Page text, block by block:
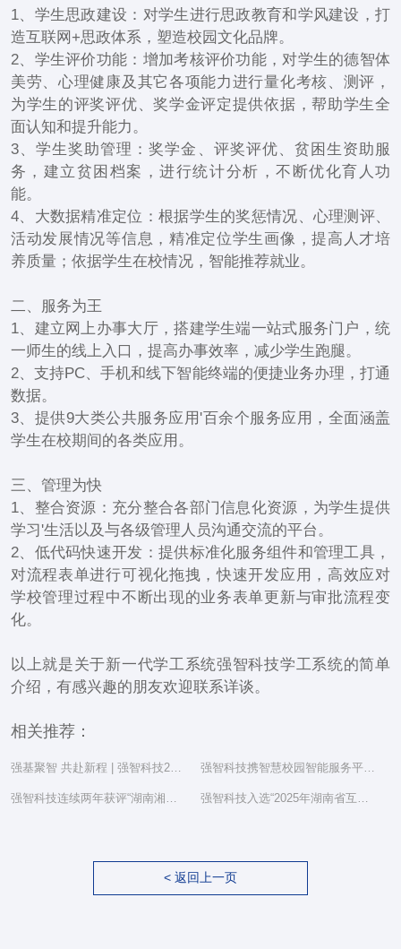
1、学生思政建设：对学生进行思政教育和学风建设，打
造互联网+思政体系，塑造校园文化品牌。
2、学生评价功能：增加考核评价功能，对学生的德智体
美劳、心理健康及其它各项能力进行量化考核、测评，
为学生的评奖评优、奖学金评定提供依据，帮助学生全
面认知和提升能力。
3、学生奖助管理：奖学金、评奖评优、贫困生资助服
务，建立贫困档案，进行统计分析，不断优化育人功
能。
4、大数据精准定位：根据学生的奖惩情况、心理测评、
活动发展情况等信息，精准定位学生画像，提高人才培
养质量；依据学生在校情况，智能推荐就业。
二、服务为王
1、建立网上办事大厅，搭建学生端一站式服务门户，统
一师生的线上入口，提高办事效率，减少学生跑腿。
2、支持PC、手机和线下智能终端的便捷业务办理，打通
数据。
3、提供9大类公共服务应用'百余个服务应用，全面涵盖
学生在校期间的各类应用。
三、管理为快
1、整合资源：充分整合各部门信息化资源，为学生提供
学习'生活以及与各级管理人员沟通交流的平台。
2、低代码快速开发：提供标准化服务组件和管理工具，
对流程表单进行可视化拖拽，快速开发应用，高效应对
学校管理过程中不断出现的业务表单更新与审批流程变
化。
以上就是关于新一代学工系统强智科技学工系统的简单
介绍，有感兴趣的朋友欢迎联系详谈。
相关推荐：
强基聚智 共赴新程 | 强智科技2025年度总结表彰大会隆重举行
< 返回上一页